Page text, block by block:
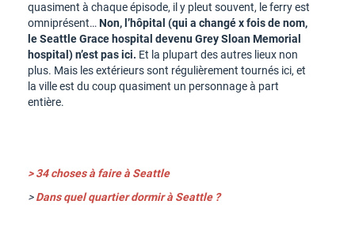
quasiment à chaque épisode, il y pleut souvent, le ferry est
omniprésent… Non, l’hôpital (qui a changé x fois de nom,
le Seattle Grace hospital devenu Grey Sloan Memorial
hospital) n’est pas ici. Et la plupart des autres lieux non
plus. Mais les extérieurs sont régulièrement tournés ici, et
la ville est du coup quasiment un personnage à part
entière.
> 34 choses à faire à Seattle
>Dans quel quartier dormir à Seattle ?